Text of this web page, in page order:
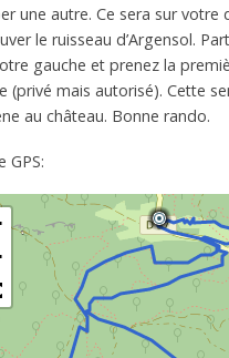
une autre. Ce sera sur votre
le ruisseau d’Argensol.
gauche et prenez la
(privé mais autorisé). Cette
au château. Bonne rando.
GPS: